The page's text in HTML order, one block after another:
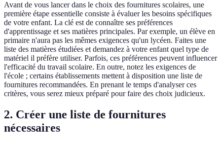
Avant de vous lancer dans le choix des fournitures scolaires, une
première étape essentielle consiste à évaluer les besoins spécifiques
de votre enfant. La clé est de connaître ses préférences
d'apprentissage et ses matières principales. Par exemple, un élève en
primaire n'aura pas les mêmes exigences qu'un lycéen. Faites une
liste des matières étudiées et demandez à votre enfant quel type de
matériel il préfère utiliser. Parfois, ces préférences peuvent influencer
l'efficacité du travail scolaire. En outre, notez les exigences de
l'école ; certains établissements mettent à disposition une liste de
fournitures recommandées. En prenant le temps d'analyser ces
critères, vous serez mieux préparé pour faire des choix judicieux.
2. Créer une liste de fournitures
nécessaires